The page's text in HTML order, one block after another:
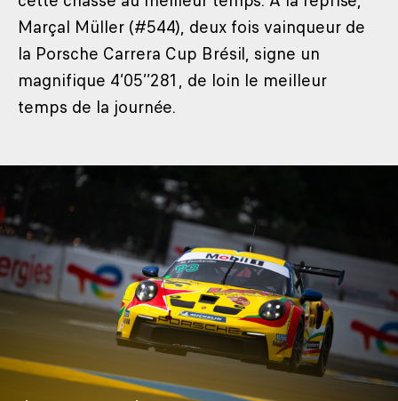
Marçal Müller (#544), deux fois vainqueur de
la Porsche Carrera Cup Brésil, signe un
magnifique 4’05’’281, de loin le meilleur
temps de la journée.